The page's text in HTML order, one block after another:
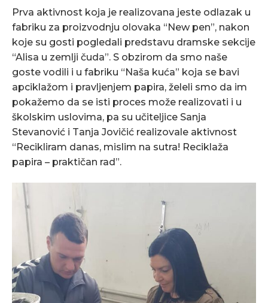
Prva aktivnost koja je realizovana jeste odlazak u
fabriku za proizvodnju olovaka “New pen”, nakon
koje su gosti pogledali predstavu dramske sekcije
“Alisa u zemlji čuda”. S obzirom da smo naše
goste vodili i u fabriku “Naša kuća” koja se bavi
apciklažom i pravljenjem papira, želeli smo da im
pokažemo da se isti proces može realizovati i u
školskim uslovima, pa su učiteljice Sanja
Stevanović i Tanja Jovičić realizovale aktivnost
“Recikliram danas, mislim na sutra! Reciklaža
papira – praktičan rad”.